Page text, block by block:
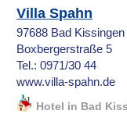
Villa Spahn
97688 Bad Kissingen
Boxbergerstraße 5
Tel.: 0971/30 44
www.villa-spahn.de
Hotel in Bad